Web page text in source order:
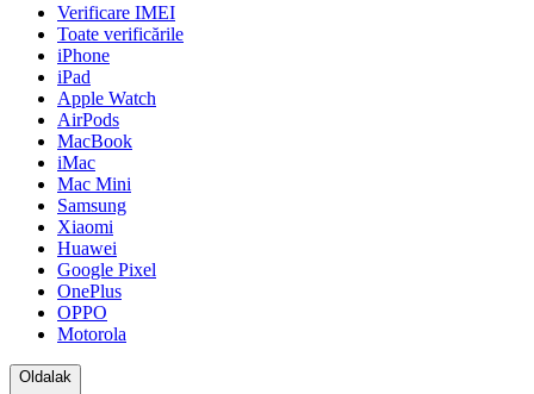
Verificare IMEI
Toate verificările
iPhone
iPad
Apple Watch
AirPods
MacBook
iMac
Mac Mini
Samsung
Xiaomi
Huawei
Google Pixel
OnePlus
OPPO
Motorola
Oldalak